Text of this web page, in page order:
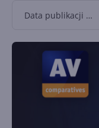
Data publikacji malejąco